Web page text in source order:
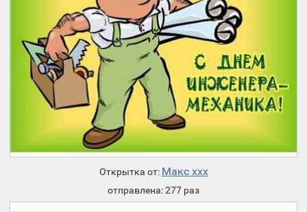
Открытка от: Макс ххх
отправлена: 277 раз